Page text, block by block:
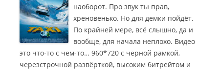
наоборот. Про звук ты прав,
хреновенько. Но для демки пойдёт.
По крайней мере, всё слышно, да и
вообще, для начала неплохо. Видео
это что-то с чем-то… 960*720 с чёрной рамкой,
черезстрочной развёрткой, высоким битрейтом и